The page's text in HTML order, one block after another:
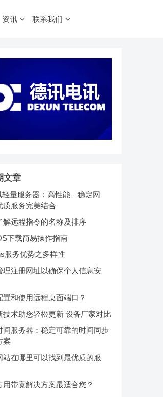
资讯 联系我们
文章
轻量服务器：高性能、稳定网
质服务完美结合
解远程指令的名称及排序
下载简易操作指南
服务优势之多样性
理注册网址以确保个人信息安
置和使用远程桌面端口？
技术助您轻松更新 设备厂家对比
间服务器：稳定可靠的时间同步
案
站在哪里可以找到最优质的服
用带宽解决方案最适合您？